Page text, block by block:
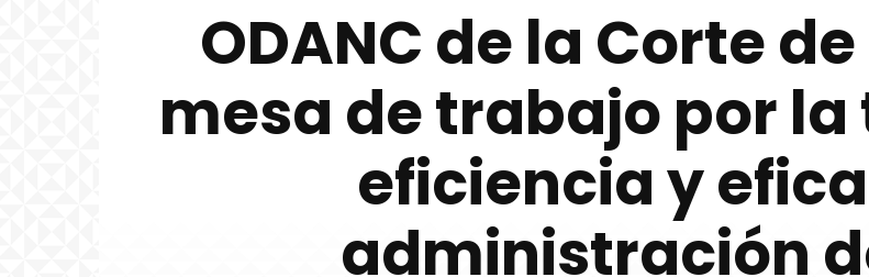
ODANC de la Corte
mesa de trabajo por
eficiencia y
administración